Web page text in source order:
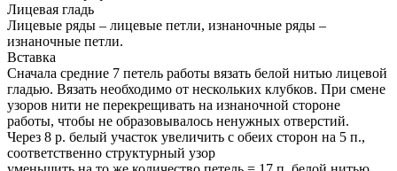
Лицевая гладь
Лицевые ряды – лицевые петли, изнаночные ряды –
изнаночные петли.
Вставка
Сначала средние 7 петель работы вязать белой нитью лицевой
гладью. Вязать необходимо от нескольких клубков. При смене
узоров нити не перекрещивать на изнаночной стороне
работы, чтобы не образовывалось ненужных отверстий.
Через 8 р. белый участок увеличить с обеих сторон на 5 п.,
соответственно структурный узор